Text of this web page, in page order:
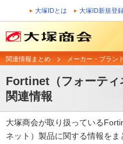
大塚IDとは 大塚ID新規登
関連情報まとめ メーカー・ブラン
Fortinet（フォーティ
関連情報
大塚商会が取り扱っている
ネット）製品に関する情報をま